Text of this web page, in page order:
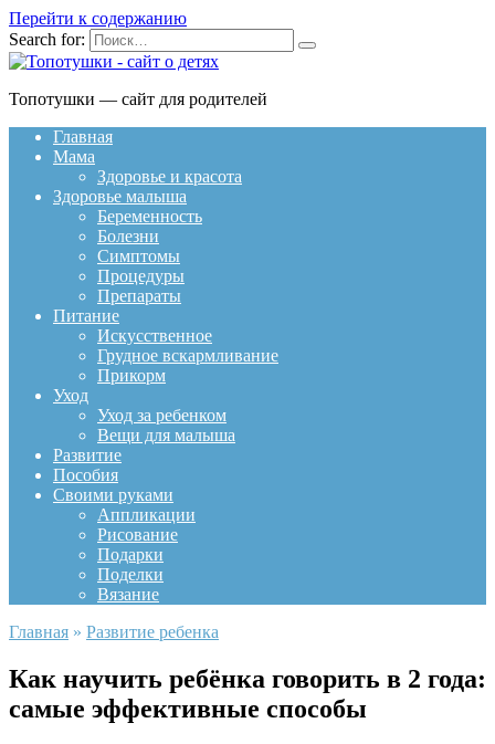
Перейти к содержанию
Search for:
Топотушки — сайт для родителей
Главная
Мама
Здоровье и красота
Здоровье малыша
Беременность
Болезни
Симптомы
Процедуры
Препараты
Питание
Искусственное
Грудное вскармливание
Прикорм
Уход
Уход за ребенком
Вещи для малыша
Развитие
Пособия
Своими руками
Аппликации
Рисование
Подарки
Поделки
Вязание
Главная » Развитие ребенка
Как научить ребёнка говорить в 2 года:
самые эффективные способы